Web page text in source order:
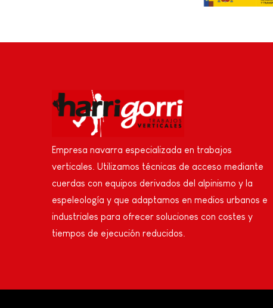
Empresa navarra especializada en trabajos
verticales. Utilizamos técnicas de acceso mediante
cuerdas con equipos derivados del alpinismo y la
espeleología y que adaptamos en medios urbanos e
industriales para ofrecer soluciones con costes y
tiempos de ejecución reducidos.